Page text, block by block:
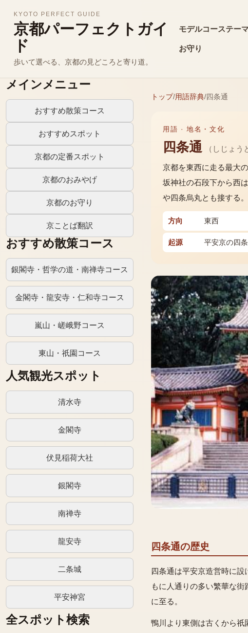
KYOTO PERFECT GUIDE
京都パーフェクトガイ
ド
歩いて選べる、京都の見どころと寄り道。
モデルコーステー
お守り
メインメニュー
おすすめ散策コース
おすすめスポット
京都の定番スポット
京都のおみやげ
京都のお守り
京ことば翻訳
おすすめ散策コース
銀閣寺・哲学の道・南禅寺コース
金閣寺・龍安寺・仁和寺コース
嵐山・嵯峨野コース
東山・祇園コース
人気観光スポット
清水寺
金閣寺
伏見稲荷大社
銀閣寺
南禅寺
龍安寺
二条城
平安神宮
全スポット検索
トップ/用語辞典/四条通
用語 ·地名・文化
四条通 （ しじょう
京都を東西に走る最大
坂神社の石段下から西
や四条烏丸とも接する。
方向 東西
起源 平安京の四
四条通の歴史
四条通は平安京造営時に
もに人通りの多い繁華な
に至る。
鴨川より東側は古くから祇